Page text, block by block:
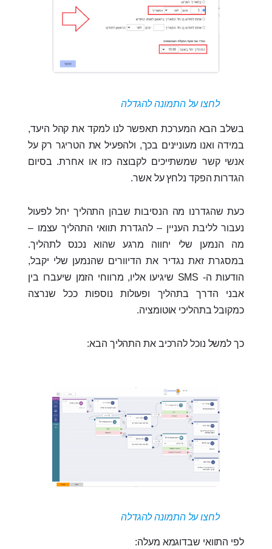
לחצו על התמונה להגדלה
בשלב הבא המערכת תאפשר לנו למקד את קהל היעד,
במידה ואנו מעוניינים בכך, ולהפעיל את הטריגר רק על
אנשי קשר שמשתייכים לקבוצה כזו או אחרת. בסיום
הגדרות הפקד נלחץ על אשר.
כעת שהגדרנו מה הנסיבות שבהן התהליך יחל לפעול
נעבור לליבת העניין – להגדרת תוואי התהליך עצמו –
מה הנמען שלי יחווה מרגע שהוא נכנס לתהליך.
במסגרת זאת נגדיר את הדיוורים שהנמען שלי יקבל,
הודעות ה- SMS שיגיעו אליו, מרווחי הזמן שיעברו בין
אבני הדרך בתהליך ופעולות נוספות ככל שנרצה
כמקובל בתהליכי אוטומציה.
כך למשל נוכל להרכיב את התהליך הבא:
לחצו על התמונה להגדלה
לפי התוואי שבדוגמא מעלה: